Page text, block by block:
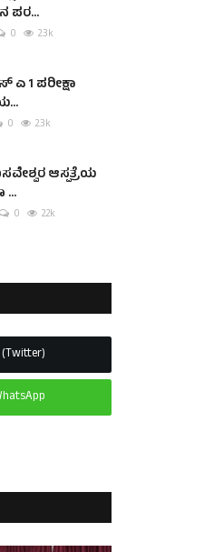
ಪರ...
0 2.3k
ಎ 1 ಪರೀಕ್ಷಾ
0 2.3k
ಆಸ್ಪತ್ರೆಯ
...
0 2.2k